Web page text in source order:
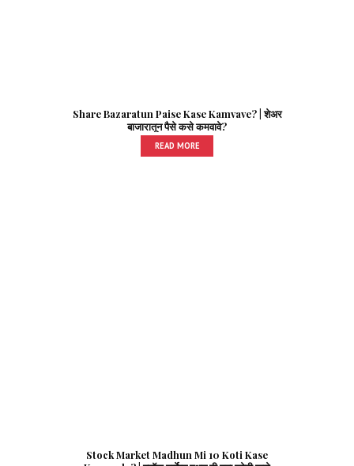
Share Bazaratun Paise Kase Kamvave? | शेअर
बाजारातून पैसे कसे कमवावे?
READ MORE
Stock Market Madhun Mi 10 Koti Kase